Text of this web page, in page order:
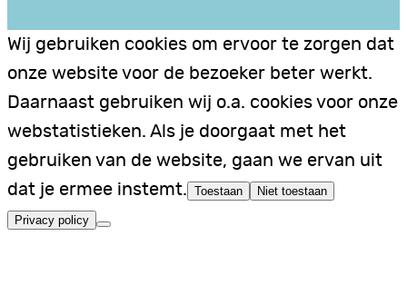
Wij gebruiken cookies om ervoor te zorgen dat
onze website voor de bezoeker beter werkt.
Daarnaast gebruiken wij o.a. cookies voor onze
webstatistieken. Als je doorgaat met het
gebruiken van de website, gaan we ervan uit
dat je ermee instemt. Toestaan Niet toestaan
Privacy policy